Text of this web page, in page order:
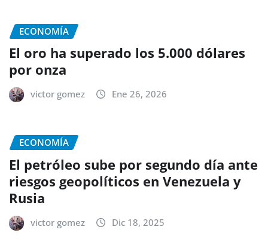
ECONOMÍA
El oro ha superado los 5.000 dólares
por onza
victor gomez Ene 26, 2026
ECONOMÍA
El petróleo sube por segundo día ante
riesgos geopolíticos en Venezuela y
Rusia
victor gomez Dic 18, 2025